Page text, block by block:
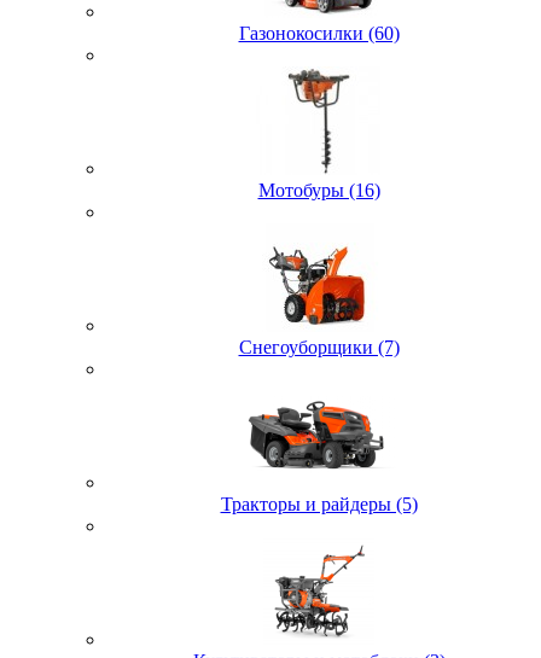
Газонокосилки (60)
Мотобуры (16)
Снегоуборщики (7)
Тракторы и райдеры (5)